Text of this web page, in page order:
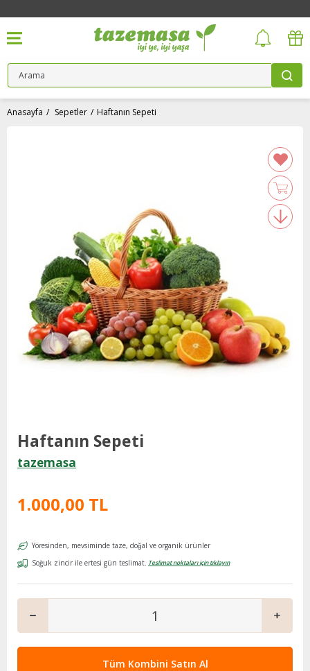
Anasayfa Sepetler Haftanın Sepeti
Haftanın Sepeti
tazemasa
1.000,00 TL
Yöresinden, mevsiminde taze, doğal ve organik ürünler
Soğuk zincir ile ertesi gün teslimat. Teslimat noktaları için tıklayın
Tüm Kombini Satın Al